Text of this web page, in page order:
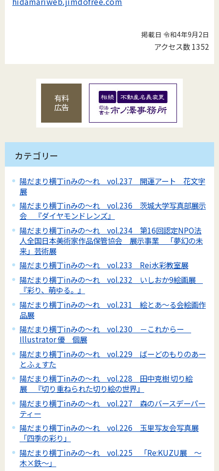
掲載日 令和4年9月2日
アクセス数1352
有料
広告
カテゴリー
陽だまり横丁inみの～れ vol.237 開運アート 花文字
展
陽だまり横丁inみの～れ vol.236 茨城大学写真部展示
会 『ダイヤモンドレンズ』
陽だまり横丁inみの～れ vol.234 第16回認定NPO法
人全国日本美術家作品保管協会 展示事業 「夢幻の未
来」芸術展
陽だまり横丁inみの～れ vol.233 Rei水彩教室展
陽だまり横丁inみの～れ vol.232 いしおか9絵画展
『彩り、萌ゆる。』
陽だまり横丁inみの～れ vol.231 絵とあ～る会絵画作
品展
陽だまり横丁inみの～れ vol.230 －これからー
Illustrator 優 個展
陽だまり横丁inみの～れ vol.229 ばーどのもりのあー
とふぇすた
陽だまり横丁inみの～れ vol.228 田中克樹 切り絵
展 『切り重ねられた切り絵の世界』
陽だまり横丁inみの～れ vol.227 森のバースデーパー
ティー
陽だまり横丁inみの～れ vol.226 玉里写友会写真展
「四季の彩り」
陽だまり横丁inみの～れ vol.225 「Re:KUZU展 ～
木×鉄～」